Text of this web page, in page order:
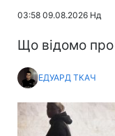
03:58 09.08.2026 Нд
Що відомо про
ЕДУАРД ТКАЧ